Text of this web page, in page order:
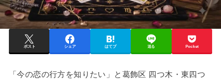
ポスト シェア はてブ 送る Pocket
「今の恋の行方を知りたい」と葛飾区 四つ木・東四つ